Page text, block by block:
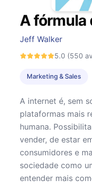
A fórmula
Jeff Walker
5.0 (550
Marketing & Sales
A internet é, sem
plataformas mais
humana.
vender, de estar
consumidores e
sociedade como
entender mais